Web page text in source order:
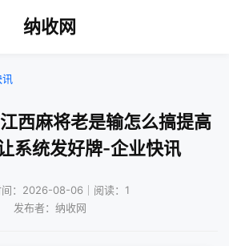
纳收网
西麻将老是输怎么搞提高
系统发好牌-企业快讯
间：2026-08-06｜阅读：1
发布者：纳收网